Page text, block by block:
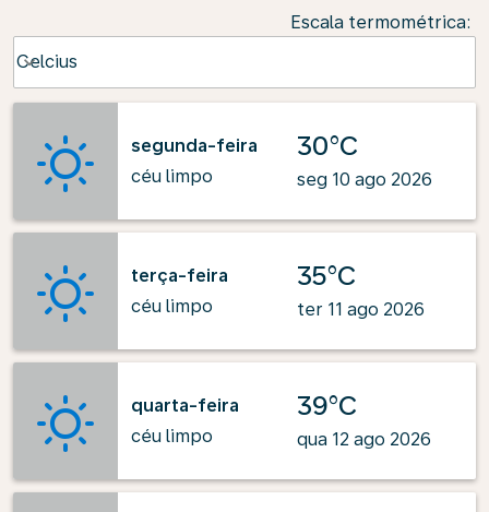
Escala termométrica:
Celcius
keyboard_arrow_down
segunda-feira
céu limpo
30°C
seg 10 ago 2026
terça-feira
céu limpo
35°C
ter 11 ago 2026
quarta-feira
céu limpo
39°C
qua 12 ago 2026